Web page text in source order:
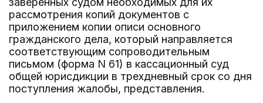
рассмотрения копий документов с
приложением копии описи основного
гражданского дела, который направляется
соответствующим сопроводительным
письмом (форма N 61) в кассационный суд
общей юрисдикции в трехдневный срок со дня
поступления жалобы, представления.